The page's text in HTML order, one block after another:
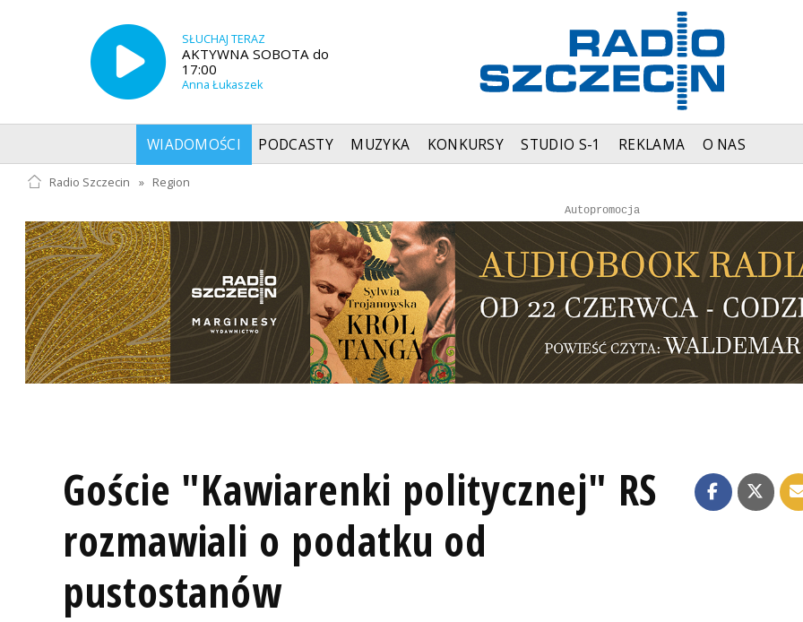
SŁUCHAJ TERAZ
AKTYWNA SOBOTA do
17:00
Anna Łukaszek
WIADOMOŚCI PODCASTY MUZYKA KONKURSY STUDIO S-1 REKLAMA O NAS
Radio Szczecin » Region
Autopromocja
Reklama
Goście "Kawiarenki politycznej" RS
rozmawiali o podatku od
pustostanów